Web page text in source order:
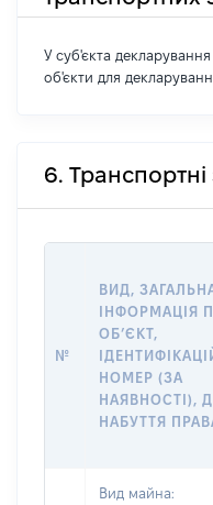
У суб'єкта декларування
об'єкти для
6.
№
ВИД,
ІНФОРМАЦІЯ
ОБʼЄКТ,
НОМЕР (ЗА
НАЯВНОСТІ),
НАБУТТЯ
Вид майна: